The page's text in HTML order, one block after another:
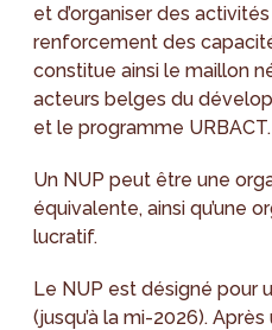
et d’organiser des
renforcement des
constitue ainsi le maillon
acteurs belges du
et le programme URBACT.
Un NUP peut être une
équivalente, ainsi qu’une
lucratif.
Le NUP est désigné pour
(jusqu’à la mi-2026).